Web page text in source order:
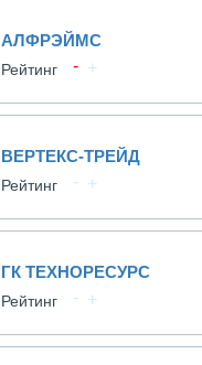
АЛФРЭЙМС
Рейтинг
ВЕРТЕКС-ТРЕЙД
Рейтинг
ГК ТЕХНОРЕСУРС
Рейтинг